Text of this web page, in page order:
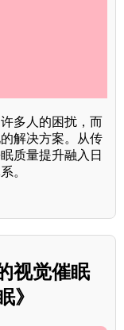
多人的困扰，而
解决方案。从传
质量提升融入日
。
视觉催眠
》